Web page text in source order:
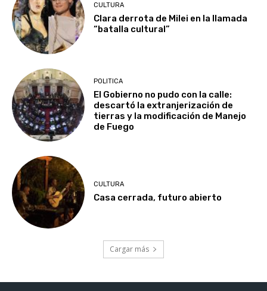
CULTURA
Clara derrota de Milei en la llamada
“batalla cultural”
POLITICA
El Gobierno no pudo con la calle:
descartó la extranjerización de
tierras y la modificación de Manejo
de Fuego
CULTURA
Casa cerrada, futuro abierto
Cargar más